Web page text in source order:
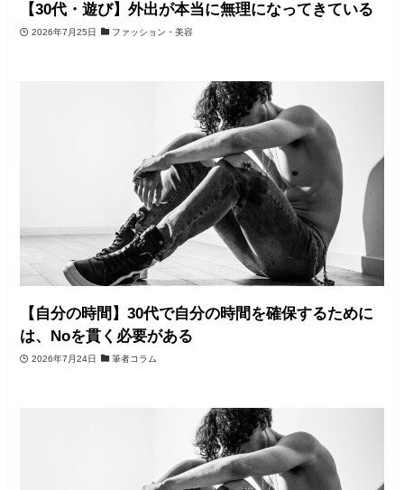
【30代・遊び】外出が本当に無理になってきている
2026年7月25日 ファッション・美容
【自分の時間】30代で自分の時間を確保するために
は、Noを貫く必要がある
2026年7月24日 筆者コラム